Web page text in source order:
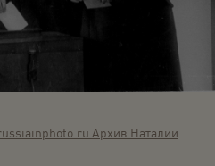
Архив Наталии